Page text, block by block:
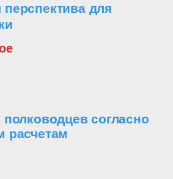
для
согласно
расчетам